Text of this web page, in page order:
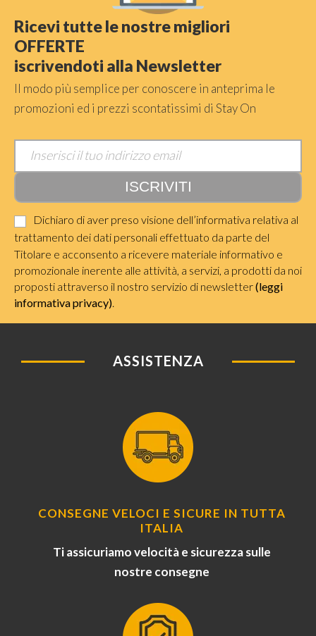
Ricevi tutte le nostre migliori
OFFERTE
iscrivendoti alla Newsletter
Il modo più semplice per conoscere in anteprima le
promozioni ed i prezzi scontatissimi di Stay On
Dichiaro di aver preso visione dell’informativa relativa al
trattamento dei dati personali effettuato da parte del
Titolare e acconsento a ricevere materiale informativo e
promozionale inerente alle attività, a servizi, a prodotti da noi
proposti attraverso il nostro servizio di newsletter(leggi
informativa privacy).
ASSISTENZA
CONSEGNE VELOCI E SICURE IN TUTTA
ITALIA
Ti assicuriamo velocità e sicurezza sulle
nostre consegne